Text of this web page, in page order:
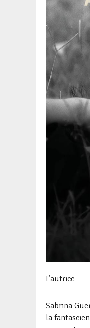
L’autrice
Sabrina
la